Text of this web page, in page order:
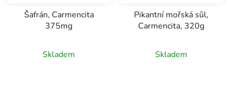
Šafrán, Carmencita
375mg
Skladem
Pikantní mořská sůl,
Carmencita, 320g
Skladem